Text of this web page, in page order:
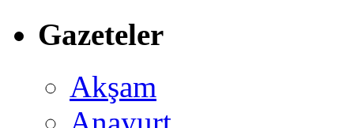
Gazeteler
Akşam